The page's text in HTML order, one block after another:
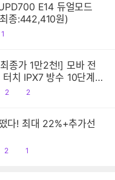
E14 듀얼모드
종:442,410원)
댓1
종가 1만2천!] 모바 전
치 IPX7 방수 10단계
공
2
댓
2
다! 최대 22%+추가선
공
2
댓1